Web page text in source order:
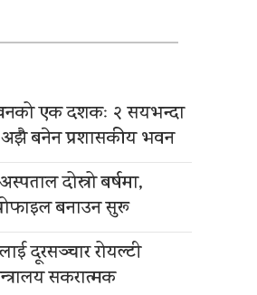
एक दशकः २ सयभन्दा
अझै बनेन प्रशासकीय भवन
दोस्रो बर्षमा,
बनाउन सुरू
दूरसञ्चार रोयल्टी
सकरात्मक